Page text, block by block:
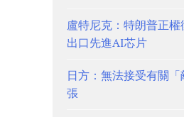
盧特尼克：特朗普正
出口先進AI芯片
日方：無法接受有關
張